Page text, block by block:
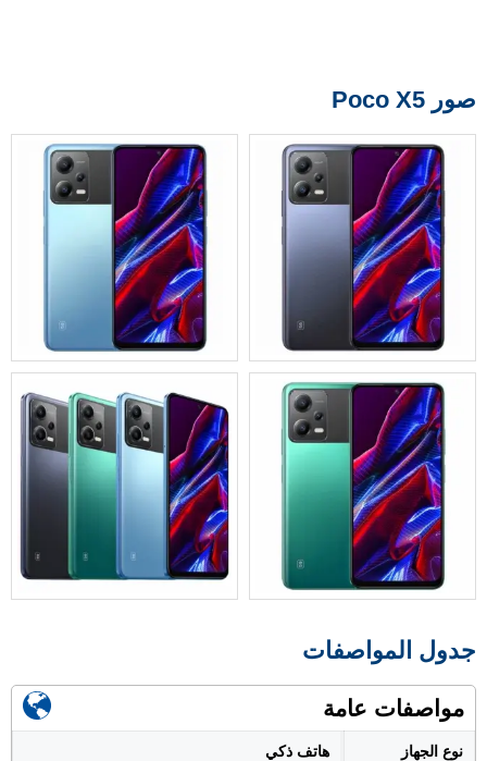
صور Poco X5
جدول المواصفات
مواصفات عامة
نوع الجهاز هاتف ذكي